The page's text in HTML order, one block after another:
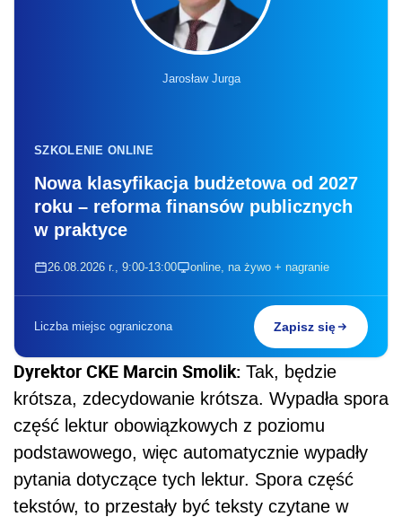
Jarosław Jurga
SZKOLENIE ONLINE
Nowa klasyfikacja budżetowa od 2027
roku – reforma finansów publicznych
w praktyce
26.08.2026 r., 9:00-13:00 online, na żywo + nagranie
Liczba miejsc ograniczona Zapisz się
Dyrektor CKE Marcin Smolik: Tak, będzie
krótsza, zdecydowanie krótsza. Wypadła spora
część lektur obowiązkowych z poziomu
podstawowego, więc automatycznie wypadły
pytania dotyczące tych lektur. Spora część
tekstów, to przestały być teksty czytane w